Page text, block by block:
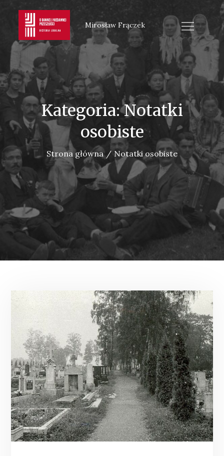
content
Mirosław Frączek
Kategoria:Notatki
osobiste
Strona główna Notatki osobiste